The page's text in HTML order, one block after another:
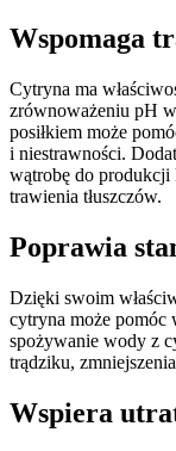
Wspomaga
Cytryna ma
zrównoważeniu pH
posiłkiem może
i niestrawności.
wątrobę do produkcji
trawienia tłuszczów.
Poprawia
Dzięki swoim
cytryna może pomóc
spożywanie wody z
trądziku,
Wspiera